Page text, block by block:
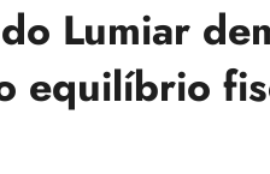
Lumiar
equilíbrio